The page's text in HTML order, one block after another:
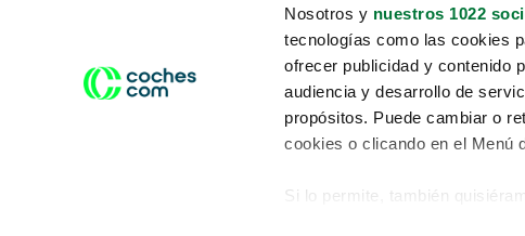
Nosotros y nuestros 1022
tecnologías como las cookies
ofrecer publicidad y contenido
audiencia y desarrollo de
propósitos. Puede cambiar o
cookies o clicando en el Menú
Si lo permite, también
Conduce tu futuro,
desata tu movilidad